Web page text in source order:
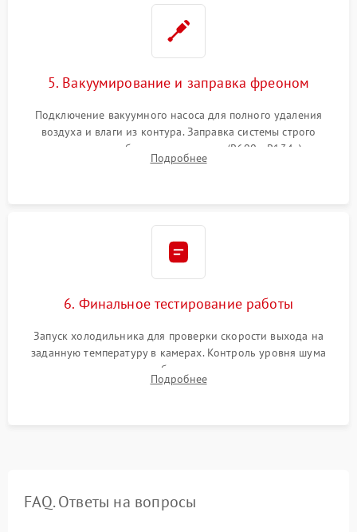
5. Вакуумирование и заправка фреоном
Подключение вакуумного насоса для полного удаления
воздуха и влаги из контура. Заправка системы строго
дозированным объемом хладагента (R600a, R134a) по
электронным весам. Контроль рабочего давления в системе.
Подробнее
6. Финальное тестирование работы
Запуск холодильника для проверки скорости выхода на
заданную температуру в камерах. Контроль уровня шума
компрессора, отсутствия обмерзания стенок и корректного
срабатывания системы автоматической оттайки.
Подробнее
FAQ. Ответы на вопросы